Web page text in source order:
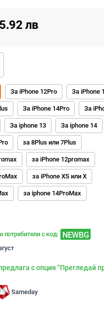
лв
За iPhone 12Pro За iPhone
За iPhone 14Pro За
За iphone 13 За iphone 14
за 8Plus или 7Plus
за iPhone 12promax
за iPhone XS или X
за iphone 14ProMax
потребители с код: NEWBG
с опция "Прегледай
Sameday